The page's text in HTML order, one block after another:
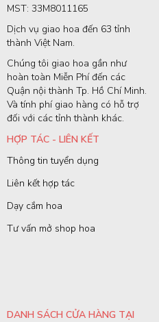
MST: 33M8011165
Dịch vụ giao hoa đến 63 tỉnh
thành Việt Nam.
Chúng tôi giao hoa gần như
hoàn toàn Miễn Phí đến các
Quận nội thành Tp. Hồ Chí Minh.
Và tính phí giao hàng có hỗ trợ
đối với các tỉnh thành khác.
HỢP TÁC - LIÊN KẾT
Thông tin tuyển dụng
Liên kết hợp tác
Dạy cắm hoa
Tư vấn mở shop hoa
DANH SÁCH CỬA HÀNG TẠI